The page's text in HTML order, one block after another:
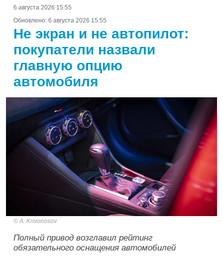
6 августа 2026 15:55
Обновлено: 6 августа 2026 15:55
Не экран и не автопилот:
покупатели назвали
главную опцию
автомобиля
A. Krivonosov
Полный привод возглавил рейтинг
обязательного оснащения автомобилей